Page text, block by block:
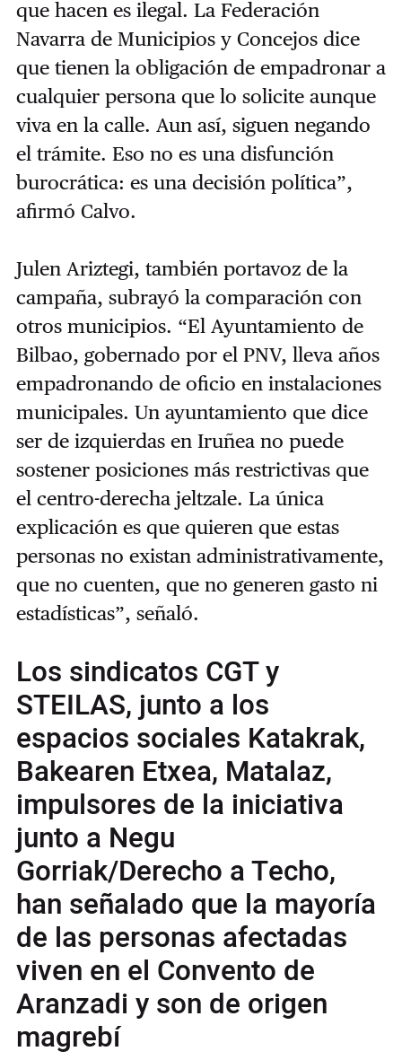
que hacen es ilegal. La Federación
Navarra de Municipios y Concejos dice
que tienen la obligación de empadronar a
cualquier persona que lo solicite aunque
viva en la calle. Aun así, siguen negando
el trámite. Eso no es una disfunción
burocrática: es una decisión política”,
afirmó Calvo.
Julen Ariztegi, también portavoz de la
campaña, subrayó la comparación con
otros municipios. “El Ayuntamiento de
Bilbao, gobernado por el PNV, lleva años
empadronando de oficio en instalaciones
municipales. Un ayuntamiento que dice
ser de izquierdas en Iruñea no puede
sostener posiciones más restrictivas que
el centro-derecha jeltzale. La única
explicación es que quieren que estas
personas no existan administrativamente,
que no cuenten, que no generen gasto ni
estadísticas”, señaló.
Los sindicatos CGT y
STEILAS, junto a los
espacios sociales Katakrak,
Bakearen Etxea, Matalaz,
impulsores de la iniciativa
junto a Negu
Gorriak/Derecho a Techo,
han señalado que la mayoría
de las personas afectadas
viven en el Convento de
Aranzadi y son de origen
magrebí